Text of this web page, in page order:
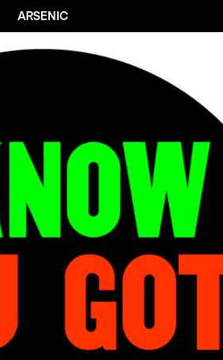
ARSENIC